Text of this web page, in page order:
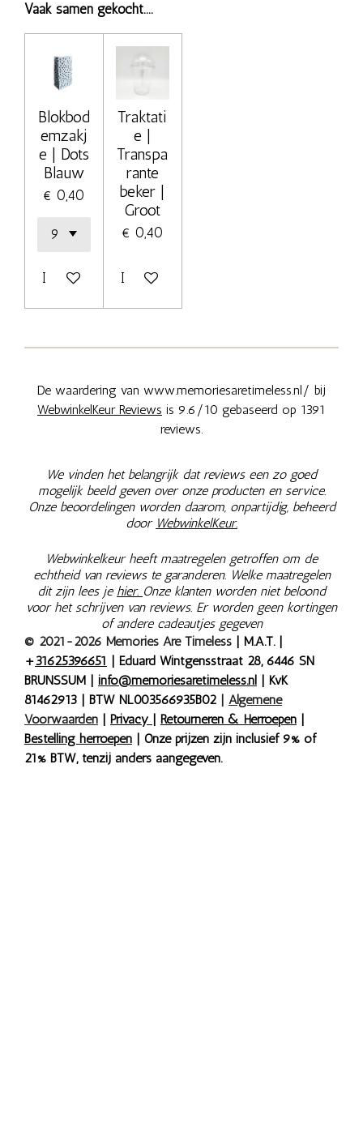
Vaak samen gekocht....
Blokbod
emzakj
e | Dots
Blauw
€ 0,40
In winkelwagen
Traktati
e |
Transpa
rante
beker |
Groot
€ 0,40
In winkelwagen
De waardering van www.memoriesaretimeless.nl/ bij
WebwinkelKeur Reviews is 9.6/10 gebaseerd op 1391
reviews.
We vinden het belangrijk dat reviews een zo goed
mogelijk beeld geven over onze producten en service.
Onze beoordelingen worden daarom, onpartijdig, beheerd
door WebwinkelKeur.
Webwinkelkeur heeft maatregelen getroffen om de
echtheid van reviews te garanderen. Welke maatregelen
dit zijn lees je hier. Onze klanten worden niet beloond
voor het schrijven van reviews. Er worden geen kortingen
of andere cadeautjes gegeven
© 2021-2026 Memories Are Timeless | M.A.T. |
+31625396651 | Eduard Wintgensstraat 28, 6446 SN
BRUNSSUM | info@memoriesaretimeless.nl | KvK
81462913 | BTW NL003566935B02 | Algemene
Voorwaarden | Privacy | Retourneren & Herroepen |
Bestelling herroepen | Onze prijzen zijn inclusief 9% of
21% BTW, tenzij anders aangegeven.